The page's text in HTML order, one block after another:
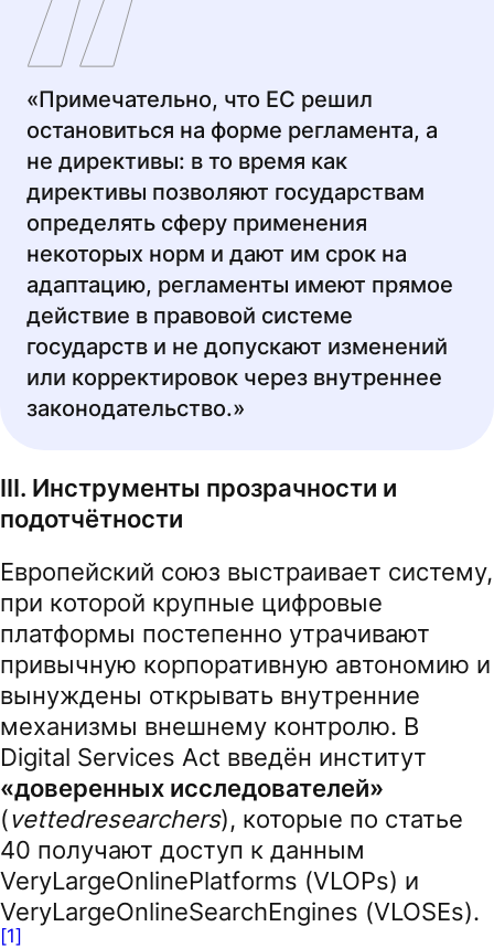
«Примечательно, что ЕС решил
остановиться на форме регламента, а
не директивы: в то время как
директивы позволяют государствам
определять сферу применения
некоторых норм и дают им срок на
адаптацию, регламенты имеют прямое
действие в правовой системе
государств и не допускают изменений
или корректировок через внутреннее
законодательство.»
III. Инструменты прозрачности и
подотчётности
Европейский союз выстраивает систему,
при которой крупные цифровые
платформы постепенно утрачивают
привычную корпоративную автономию и
вынуждены открывать внутренние
механизмы внешнему контролю. В
Digital Services Act введён институт
«доверенных исследователей»
(vettedresearchers), которые по статье
40 получают доступ к данным
VeryLargeOnlinePlatforms (VLOPs) и
VeryLargeOnlineSearchEngines (VLOSEs).
[1]